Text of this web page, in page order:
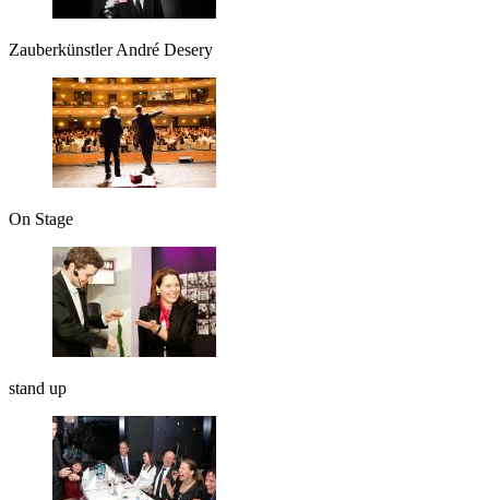
Zauberkünstler André Desery
On Stage
stand up